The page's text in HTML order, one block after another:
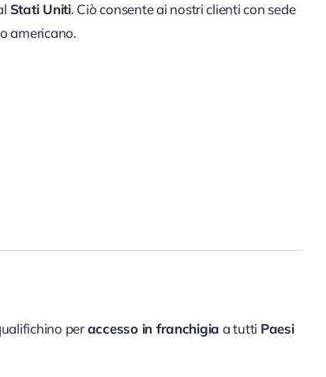
Stati Uniti. Ciò consente ai nostri clienti con sede
americano.
peraccesso in franchigia a tutti Paesi